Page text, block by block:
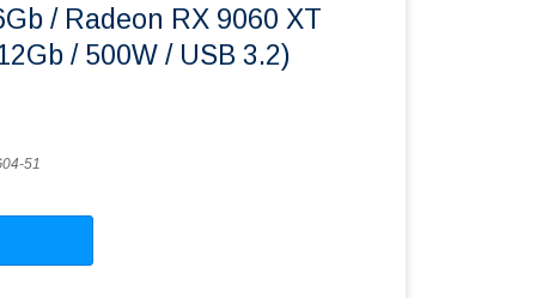
/ Radeon RX 9060 XT
/ 500W / USB 3.2)
51